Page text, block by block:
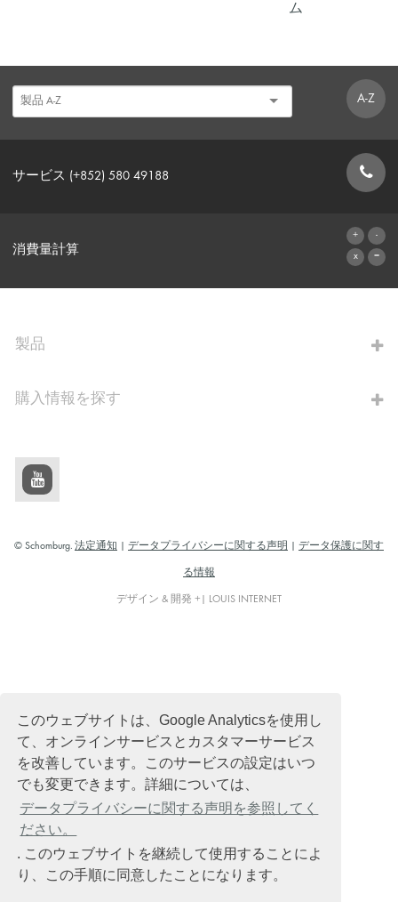
このウェブサイトは、Google Analyticsを使用し
て、オンラインサービスとカスタマーサービス
を改善しています。このサービスの設定はいつ
でも変更できます。詳細については、
データプライバシーに関する声明を参照してく
ださい。
. このウェブサイトを継続して使用することによ
り、この手順に同意したことになります。
ム
A-Z
サービス (+852) 580 49188
消費量計算
製品
購入情報を探す
© Schomburg. 法定通知 データプライバシーに関する声明 データ保護に関す
る情報
デザイン & 開発 +| LOUIS INTERNET